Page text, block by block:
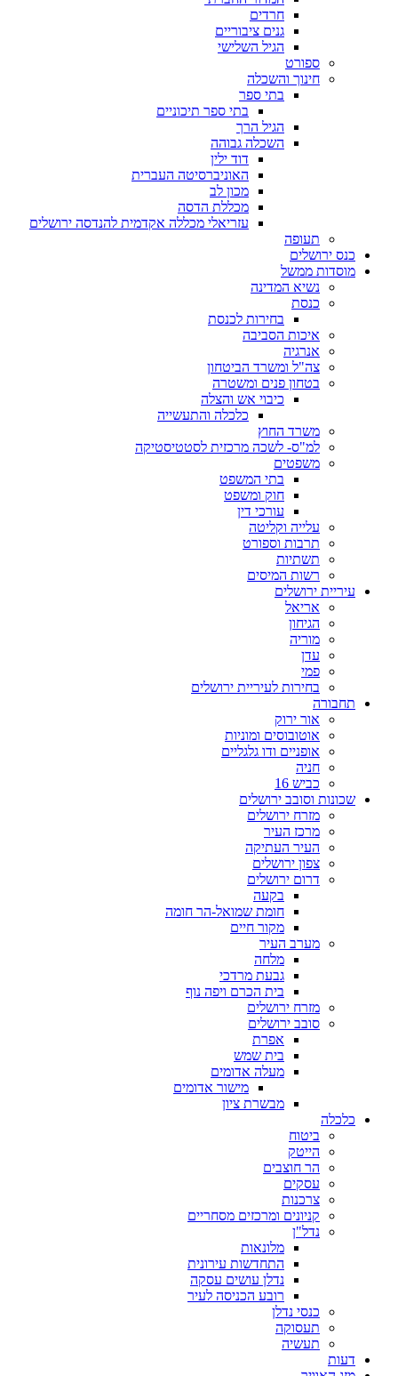
חרדים
גנים ציבוריים
הגיל השלישי
ספורט
חינוך והשכלה
בתי ספר
בתי ספר תיכוניים
הגיל הרך
השכלה גבוהה
דוד ילין
האוניברסיטה העברית
מכון לב
מכללת הדסה
עזריאלי מכללה אקדמית להנדסה ירושלים
תעופה
כנס ירושלים
מוסדות ממשל
נשיא המדינה
כנסת
בחירות לכנסת
איכות הסביבה
אנרגיה
צה"ל ומשרד הביטחון
בטחון פנים ומשטרה
כיבוי אש והצלה
כלכלה והתעשייה
משרד החוץ
למ"ס- לשכה מרכזית לסטטיסטיקה
משפטים
בתי המשפט
חוק ומשפט
עורכי דין
עלייה וקליטה
תרבות וספורט
תשתיות
רשות המיסים
עיריית ירושלים
אריאל
הגיחון
מוריה
עדן
פמי
בחירות לעיריית ירושלים
תחבורה
אור ירוק
אוטובוסים ומוניות
אופניים ודו גלגליים
חניה
כביש 16
שכונות וסובב ירושלים
מזרח ירושלים
מרכז העיר
העיר העתיקה
צפון ירושלים
דרום ירושלים
בקעה
חומת שמואל-הר חומה
מקור חיים
מערב העיר
מלחה
גבעת מרדכי
בית הכרם ויפה נוף
מזרח ירושלים
סובב ירושלים
אפרת
בית שמש
מעלה אדומים
מישור אדומים
מבשרת ציון
כלכלה
ביטוח
הייטק
הר חוצבים
עסקים
צרכנות
קניונים ומרכזים מסחריים
נדל"ן
מלונאות
התחדשות עירונית
נדלן עושים עסקה
רובע הכניסה לעיר
כנסי נדלן
תעסוקה
תעשיה
דעות